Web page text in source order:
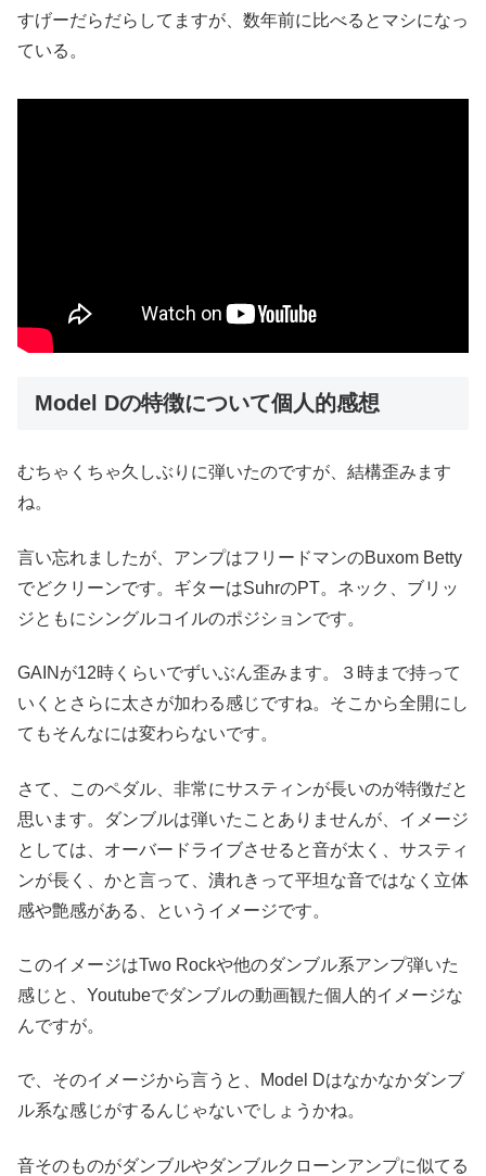
すげーだらだらしてますが、数年前に比べるとマシになっ
ている。
Model Dの特徴について個人的感想
むちゃくちゃ久しぶりに弾いたのですが、結構歪みます
ね。
言い忘れましたが、アンプはフリードマンのBuxom Betty
でどクリーンです。ギターはSuhrのPT。ネック、ブリッ
ジともにシングルコイルのポジションです。
GAINが12時くらいでずいぶん歪みます。３時まで持って
いくとさらに太さが加わる感じですね。そこから全開にし
てもそんなには変わらないです。
さて、このペダル、非常にサスティンが長いのが特徴だと
思います。ダンブルは弾いたことありませんが、イメージ
としては、オーバードライブさせると音が太く、サスティ
ンが長く、かと言って、潰れきって平坦な音ではなく立体
感や艶感がある、というイメージです。
このイメージはTwo Rockや他のダンブル系アンプ弾いた
感じと、Youtubeでダンブルの動画観た個人的イメージな
んですが。
で、そのイメージから言うと、Model Dはなかなかダンブ
ル系な感じがするんじゃないでしょうかね。
音そのものがダンブルやダンブルクローンアンプに似てる